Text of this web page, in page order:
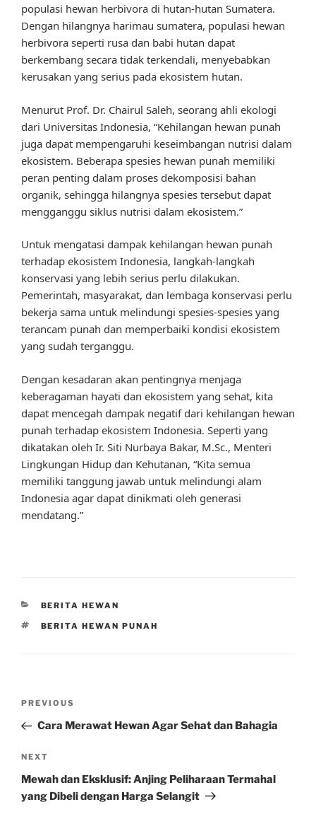
populasi hewan herbivora di hutan-hutan Sumatera.
Dengan hilangnya harimau sumatera, populasi hewan
herbivora seperti rusa dan babi hutan dapat
berkembang secara tidak terkendali, menyebabkan
kerusakan yang serius pada ekosistem hutan.
Menurut Prof. Dr. Chairul Saleh, seorang ahli ekologi
dari Universitas Indonesia, “Kehilangan hewan punah
juga dapat mempengaruhi keseimbangan nutrisi dalam
ekosistem. Beberapa spesies hewan punah memiliki
peran penting dalam proses dekomposisi bahan
organik, sehingga hilangnya spesies tersebut dapat
mengganggu siklus nutrisi dalam ekosistem.”
Untuk mengatasi dampak kehilangan hewan punah
terhadap ekosistem Indonesia, langkah-langkah
konservasi yang lebih serius perlu dilakukan.
Pemerintah, masyarakat, dan lembaga konservasi perlu
bekerja sama untuk melindungi spesies-spesies yang
terancam punah dan memperbaiki kondisi ekosistem
yang sudah terganggu.
Dengan kesadaran akan pentingnya menjaga
keberagaman hayati dan ekosistem yang sehat, kita
dapat mencegah dampak negatif dari kehilangan hewan
punah terhadap ekosistem Indonesia. Seperti yang
dikatakan oleh Ir. Siti Nurbaya Bakar, M.Sc., Menteri
Lingkungan Hidup dan Kehutanan, “Kita semua
memiliki tanggung jawab untuk melindungi alam
Indonesia agar dapat dinikmati oleh generasi
mendatang.”
CATEGORIES
BERITA HEWAN
TAGS
BERITA HEWAN PUNAH
Previous
Post
PREVIOUS
Cara Merawat Hewan Agar Sehat dan Bahagia
Next
Post
NEXT
Mewah dan Eksklusif: Anjing Peliharaan Termahal
yang Dibeli dengan Harga Selangit